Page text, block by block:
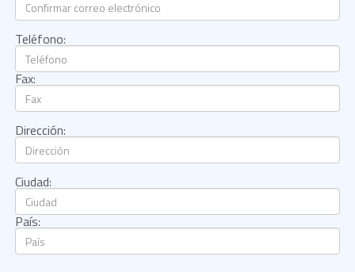
Teléfono:
Fax:
Dirección:
Ciudad:
País: